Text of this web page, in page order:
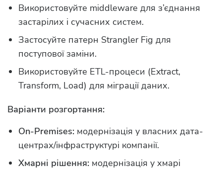
Використовуйте middleware для з’єднання
застарілих і сучасних систем.
Застосуйте патерн Strangler Fig для
поступової заміни.
Використовуйте ETL-процеси (Extract,
Transform, Load) для міграції даних.
Варіанти розгортання:
On-Premises: модернізація у власних дата-
центрах/інфраструктурі компанії.
Хмарні рішення: модернізація у хмарі